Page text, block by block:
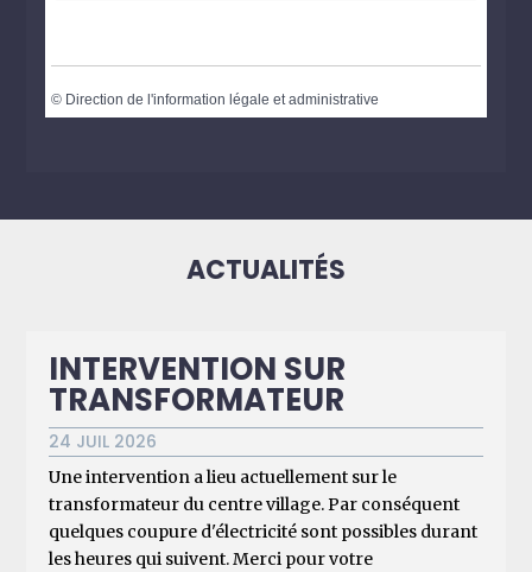
© Direction de l'information légale et administrative
ACTUALITÉS
INTERVENTION SUR
TRANSFORMATEUR
24 JUIL 2026
Une intervention a lieu actuellement sur le
transformateur du centre village. Par conséquent
quelques coupure d'électricité sont possibles durant
les heures qui suivent. Merci pour votre